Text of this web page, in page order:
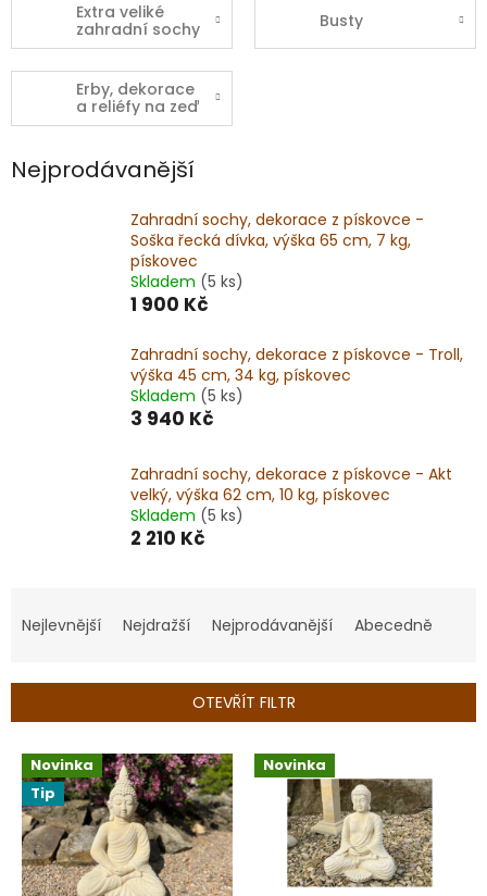
Extra veliké
zahradní sochy
Busty
Erby, dekorace
a reliéfy na zeď
Nejprodávanější
Zahradní sochy, dekorace z pískovce -
Soška řecká dívka, výška 65 cm, 7 kg,
pískovec
Skladem (5 ks)
1 900 Kč
Zahradní sochy, dekorace z pískovce - Troll,
výška 45 cm, 34 kg, pískovec
Skladem (5 ks)
3 940 Kč
Zahradní sochy, dekorace z pískovce - Akt
velký, výška 62 cm, 10 kg, pískovec
Skladem (5 ks)
2 210 Kč
a
í
o
d
u
Nejlevnější Nejdražší Nejprodávanější Abecedně
OTEVŘÍT FILTR
V
p
p
Novinka
Tip
Novinka